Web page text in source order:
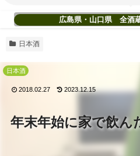
広島県・山口県 全酒
日本酒
年末年始に家で飲ん
日本酒
2018.02.27 2023.12.15